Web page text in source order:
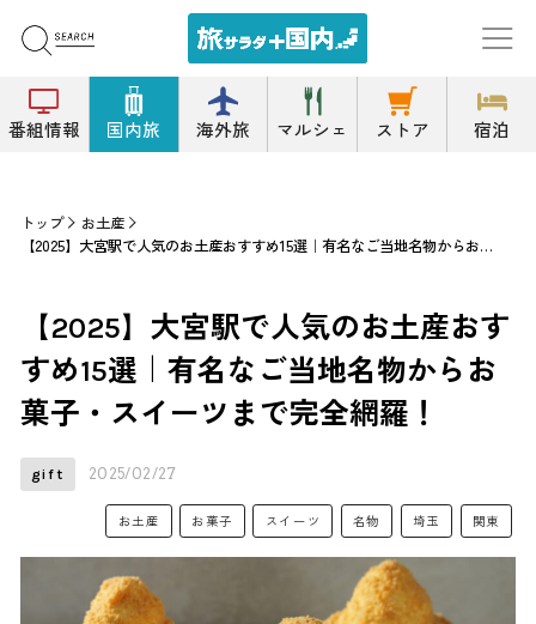
番組情報 国内旅 海外旅 マルシェ ストア 宿泊
トップ
お土産
【2025】大宮駅で人気のお土産おすすめ15選｜有名なご当地名物からお菓子・スイーツまで完全網羅！
【2025】大宮駅で人気のお土産おす
すめ15選｜有名なご当地名物からお
菓子・スイーツまで完全網羅！
gift 2025/02/27
お土産 お菓子 スイーツ 名物 埼玉 関東